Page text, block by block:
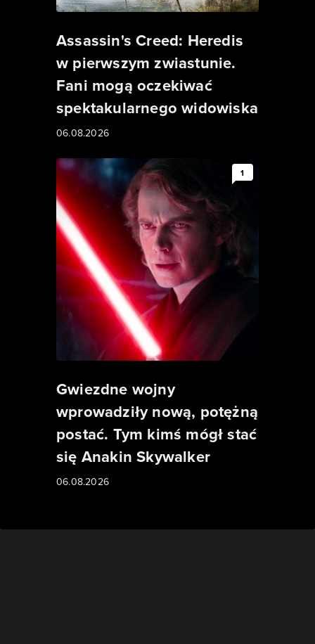
Assassin's Creed: Heredis
w pierwszym zwiastunie.
Fani mogą oczekiwać
spektakularnego widowiska
06.08.2026
1
Gwiezdne wojny
wprowadziły nową, potężną
postać. Tym kimś mógł stać
się Anakin Skywalker
06.08.2026